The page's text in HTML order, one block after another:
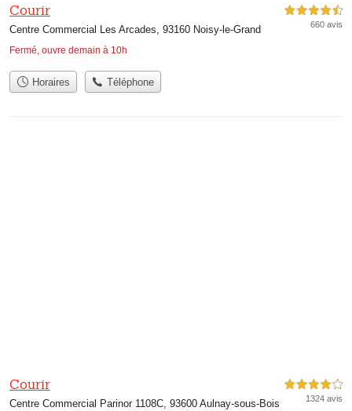
Courir
Centre Commercial Les Arcades, 93160 Noisy-le-Grand
Fermé, ouvre demain à 10h
4,5 étoiles sur 5
660 avis
Horaires Téléphone
Courir
Centre Commercial Parinor 1108C, 93600 Aulnay-sous-Bois
4,0 étoiles sur 5
1324 avis